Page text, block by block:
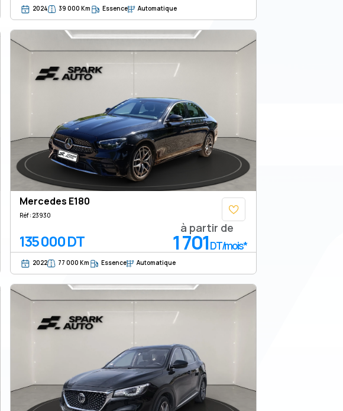
2024 39 000 Km Essence Automatique
Mercedes E180
Réf : 23930
135 000 DT
à partir de
1 701DT/mois*
2022 77 000 Km Essence Automatique